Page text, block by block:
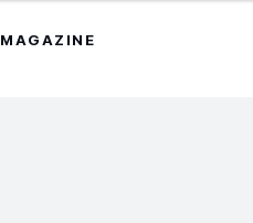
MAGAZINE